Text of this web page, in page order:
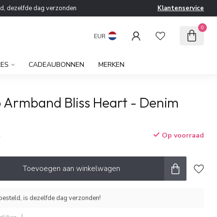
dezelfde dag verzonden Klantenservice
EUR
0
CADEAUBONNEN MERKEN
Armband Bliss Heart - Denim
Op voorraad
Toevoegen aan winkelwagen
is dezelfde dag verzonden!